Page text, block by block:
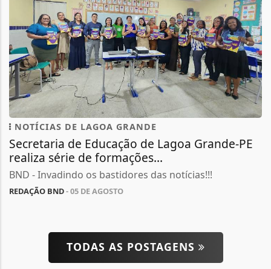
NOTÍCIAS DE LAGOA GRANDE
Secretaria de Educação de Lagoa Grande-PE
realiza série de formações...
BND - Invadindo os bastidores das notícias!!!
REDAÇÃO BND- 05 DE AGOSTO
TODAS AS POSTAGENS